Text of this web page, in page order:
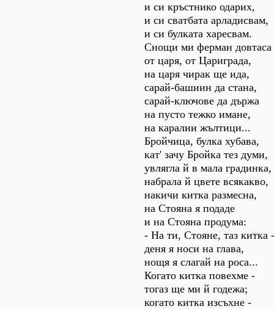
и си кръстнико одарих,
и си сватбата арладисвам,
и си булката харесвам.
Снощи ми ферман довтаса
от царя, от Цариграда,
на царя чирак ще ида,
сарай-башиин да стана,
сарай-ключове да държа
на пусто тежко имане,
на каралии жълтици...
Бройчица, булка хубава,
кат' зачу Бройка тез думи,
увлягла й в мала градинка,
набрала й цвете всякакво,
накичи китка размесна,
на Стояна я подаде
и на Стояна продума:
- На ти, Стояне, таз китка -
деня я носи на глава,
нощя я слагай на роса...
Когато китка повехме -
тогаз ще ми й годежа;
когато китка изсъхне -